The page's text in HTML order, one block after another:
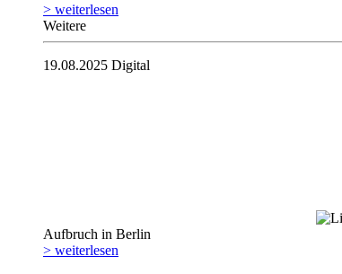
> weiterlesen
Weitere
19.08.2025 Digital
Aufbruch in Berlin
> weiterlesen